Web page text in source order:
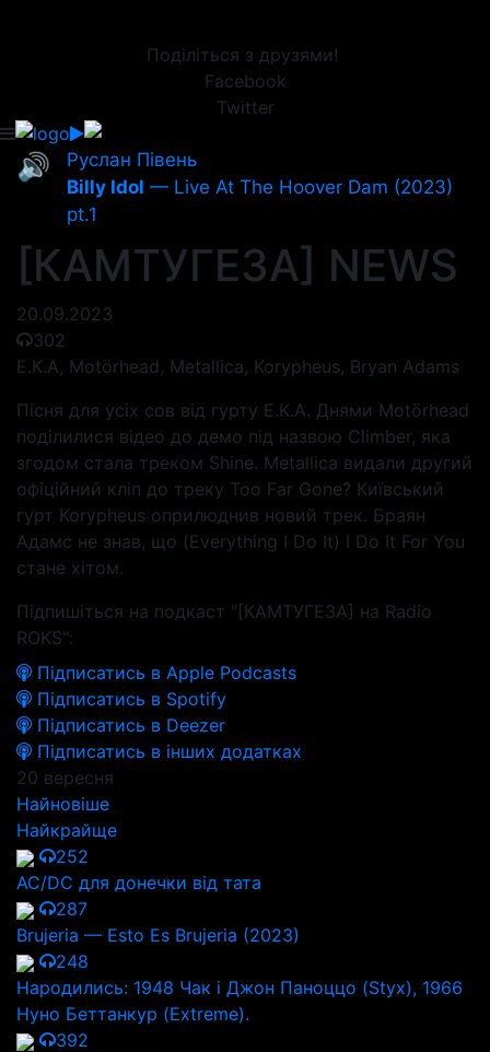
Поділіться з друзями!
Facebook
Twitter
🔊
Руслан Півень
Billy Idol — Live At The Hoover Dam (2023)
pt.1
[КАМТУГЕЗА] NEWS
20.09.2023
302
Е.К.А, Motörhead, Metallica, Korypheus, Bryan Adams
Пісня для усіх сов від гурту E.K.A. Днями Motörhead
поділилися відео до демо під назвою Climber, яка
згодом стала треком Shine. Metallica видали другий
офіційний кліп до треку Too Far Gone? Київський
гурт Korypheus оприлюднив новий трек. Браян
Адамс не знав, що (Everything I Do It) I Do It For You
стане хітом.
Підпишіться на подкаст "[КАМТУГЕЗА] на Radio
ROKS":
Підписатись в Apple Podcasts
Підписатись в Spotify
Підписатись в Deezer
Підписатись в інших додатках
20 вересня
Найновіше
Найкрайще
252
AC/DC для донечки від тата
287
Brujeria — Esto Es Brujeria (2023)
248
Народились: 1948 Чак і Джон Паноццо (Styx), 1966
Нуно Беттанкур (Extreme).
392